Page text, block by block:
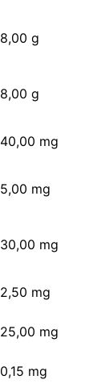
8,00 g
8,00 g
40,00 mg
5,00 mg
30,00 mg
2,50 mg
25,00 mg
0,15 mg